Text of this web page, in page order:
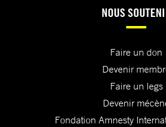
NOUS
Faire un don
Devenir
Faire un legs
Devenir
Fondation Amnesty